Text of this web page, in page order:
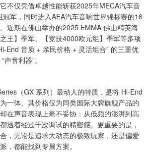
不仅凭借卓越性能斩获2025年MECA汽车音
军，同时进入AEA汽车音响世界锦标赛的16
近期在佛山举办的2025 EMMA 佛山精英海
王】季军、【竞技4000欧元组】季军等多项
End 音质 + 亲民价格 + 灵活组合” 的三重优
音利器”。
（GX 系列）最动人的特质，是将 Hi-End
一体。其价格仅为同类国际大牌旗舰产品的
在声音表现上毫不妥协：从低频的澎湃到高
透着经过千次调试的精密感。更重要的是，
，无论是追求大动态的极致玩家，还是偏爱
，都能找到专属方案。